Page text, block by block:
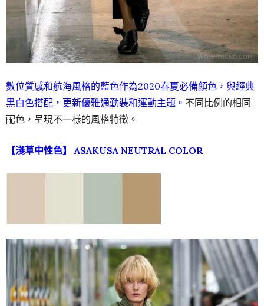
數位質感和航海風格的藍色作為2020春夏必備顏色，與經典
黑白色搭配，更新優雅通勤裝和運動主題。 不同比例的相同
配色，呈現不一樣的風格特徵。
【淺草中性色】 ASAKUSA NEUTRAL COLOR